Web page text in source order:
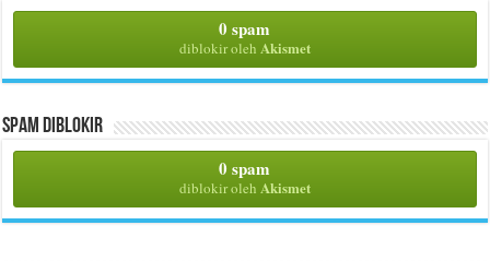
0 spam
diblokir oleh Akismet
Spam Diblokir
0 spam
diblokir oleh Akismet